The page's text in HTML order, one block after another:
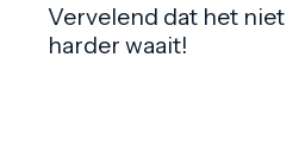
Vervelend dat het niet
harder waait!